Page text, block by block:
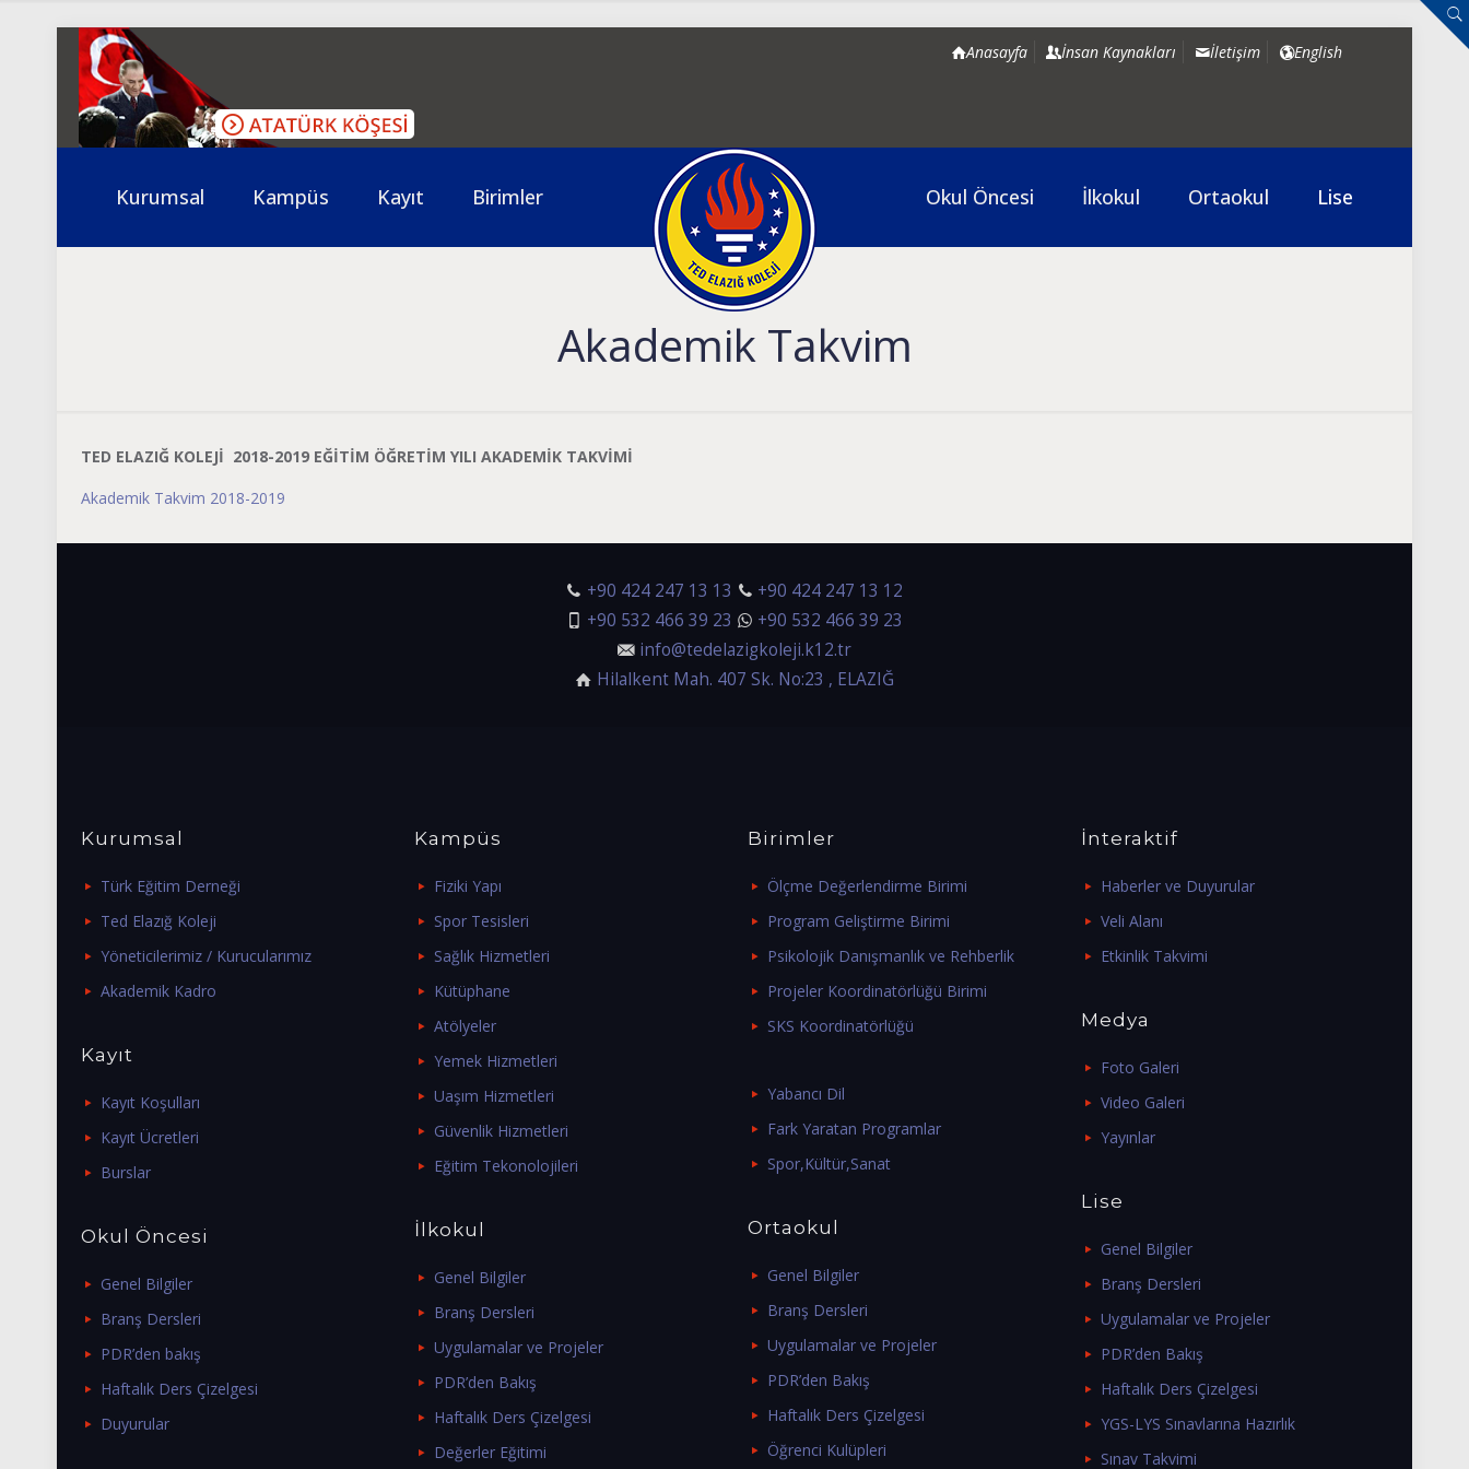
Anasayfa İnsan Kaynakları İletişim English
Kurumsal Kampüs Kayıt Birimler Okul Öncesi İlkokul Ortaokul Lise
Akademik Takvim
TED ELAZIĞ KOLEJİ 2018-2019 EĞİTİM ÖĞRETİM YILI AKADEMİK TAKVİMİ
Akademik Takvim 2018-2019
+90 424 247 13 13
+90 424 247 13 12
+90 532 466 39 23
+90 532 466 39 23
info@tedelazigkoleji.k12.tr
Hilalkent Mah. 407 Sk. No:23 , ELAZIĞ
Kurumsal
Türk Eğitim Derneği
Ted Elazığ Koleji
Yöneticilerimiz / Kurucularımız
Akademik Kadro
Kayıt
Kayıt Koşulları
Kayıt Ücretleri
Burslar
Okul Öncesi
Genel Bilgiler
Branş Dersleri
PDR’den bakış
Haftalık Ders Çizelgesi
Duyurular
Kampüs
Fiziki Yapı
Spor Tesisleri
Sağlık Hizmetleri
Kütüphane
Atölyeler
Yemek Hizmetleri
Uaşım Hizmetleri
Güvenlik Hizmetleri
Eğitim Tekonolojileri
İlkokul
Genel Bilgiler
Branş Dersleri
Uygulamalar ve Projeler
PDR’den Bakış
Haftalık Ders Çizelgesi
Değerler Eğitimi
Birimler
Ölçme Değerlendirme Birimi
Program Geliştirme Birimi
Psikolojik Danışmanlık ve Rehberlik
Projeler Koordinatörlüğü Birimi
SKS Koordinatörlüğü
Yabancı Dil
Fark Yaratan Programlar
Spor,Kültür,Sanat
Ortaokul
Genel Bilgiler
Branş Dersleri
Uygulamalar ve Projeler
PDR’den Bakış
Haftalık Ders Çizelgesi
Öğrenci Kulüpleri
İnteraktif
Haberler ve Duyurular
Veli Alanı
Etkinlik Takvimi
Medya
Foto Galeri
Video Galeri
Yayınlar
Lise
Genel Bilgiler
Branş Dersleri
Uygulamalar ve Projeler
PDR’den Bakış
Haftalık Ders Çizelgesi
YGS-LYS Sınavlarına Hazırlık
Sınav Takvimi